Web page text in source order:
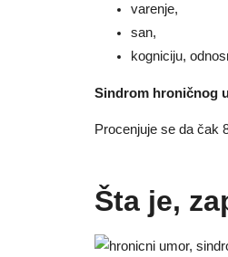
varenje,
san,
kogniciju,
Sindrom hroničnog
Procenjuje se da čak
Šta je,